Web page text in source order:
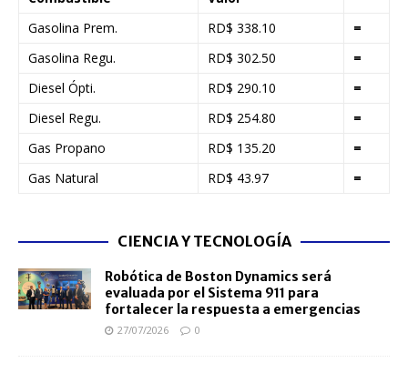
Gasolina Prem.
RD$ 338.10
=
Gasolina Regu.
RD$ 302.50
=
Diesel Ópti.
RD$ 290.10
=
Diesel Regu.
RD$ 254.80
=
Gas Propano
RD$ 135.20
=
Gas Natural
RD$ 43.97 =
CIENCIA Y TECNOLOGÍA
Robótica de Boston Dynamics será
evaluada por el Sistema 911 para
fortalecer la respuesta a emergencias
27/07/2026 0